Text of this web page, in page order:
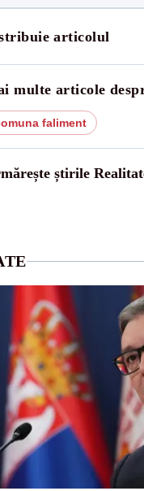
articolul
multe articole
faliment
știrile